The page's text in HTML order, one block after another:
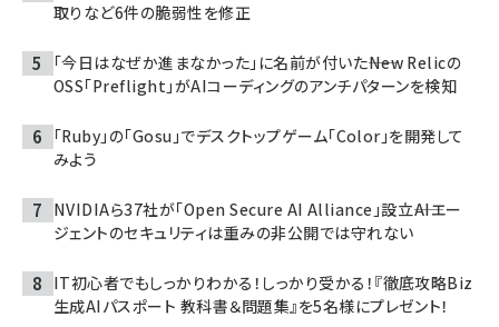
取りなど6件の脆弱性を修正
「今日はなぜか進まなかった」に名前が付いた――New Relicの
OSS「Preflight」がAIコーディングのアンチパターンを検知
「Ruby」の「Gosu」でデスクトップゲーム「Color」を開発して
みよう
NVIDIAら37社が「Open Secure AI Alliance」設立――AIエー
ジェントのセキュリティは重みの非公開では守れない
IT初心者でもしっかりわかる！しっかり受かる！『徹底攻略Biz
生成AIパスポート 教科書＆問題集』を5名様にプレゼント！